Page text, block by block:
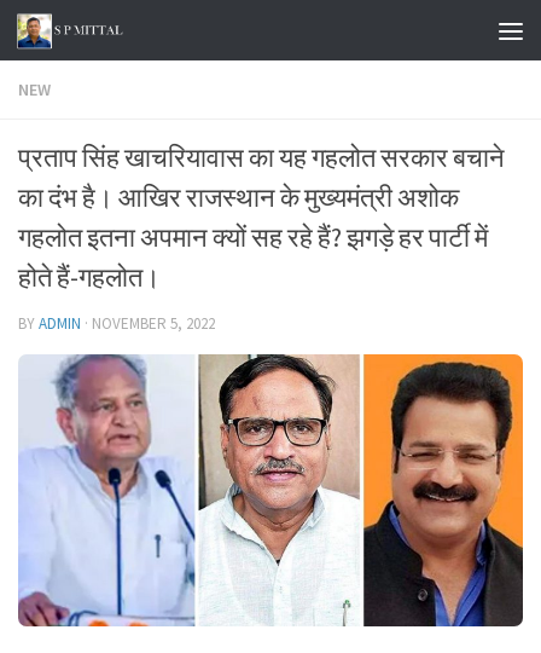
Skip to content
NEW
प्रताप सिंह खाचरियावास का यह गहलोत सरकार बचाने
का दंभ है। आखिर राजस्थान के मुख्यमंत्री अशोक
गहलोत इतना अपमान क्यों सह रहे हैं? झगड़े हर पार्टी में
होते हैं-गहलोत।
BYADMIN · NOVEMBER 5, 2022